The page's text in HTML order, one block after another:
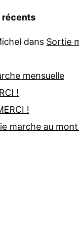
récents
dans Sortie
mensuelle
!
!
marche au